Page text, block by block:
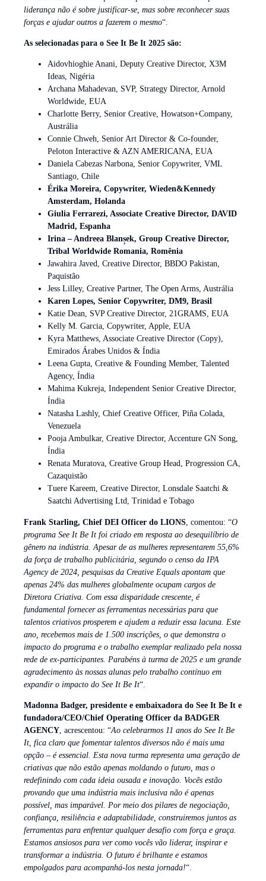
liderança não é sobre justificar-se, mas sobre reconhecer suas
forças e ajudar outros a fazerem o mesmo“.
As selecionadas para o See It Be It 2025 são:
Aidovhioghie Anani, Deputy Creative Director, X3M
Ideas, Nigéria
Archana Mahadevan, SVP, Strategy Director, Arnold
Worldwide, EUA
Charlotte Berry, Senior Creative, Howatson+Company,
Austrália
Connie Chweh, Senior Art Director & Co-founder,
Peloton Interactive & AZN AMERICANA, EUA
Daniela Cabezas Narbona, Senior Copywriter, VML
Santiago, Chile
Érika Moreira, Copywriter, Wieden&Kennedy
Amsterdam, Holanda
Giulia Ferrarezi, Associate Creative Director, DAVID
Madrid, Espanha
Irina – Andreea Blanșek, Group Creative Director,
Tribal Worldwide Romania, Romênia
Jawahira Javed, Creative Director, BBDO Pakistan,
Paquistão
Jess Lilley, Creative Partner, The Open Arms, Austrália
Karen Lopes, Senior Copywriter, DM9, Brasil
Katie Dean, SVP Creative Director, 21GRAMS, EUA
Kelly M. Garcia, Copywriter, Apple, EUA
Kyra Matthews, Associate Creative Director (Copy),
Emirados Árabes Unidos & Índia
Leena Gupta, Creative & Founding Member, Talented
Agency, Índia
Mahima Kukreja, Independent Senior Creative Director,
Índia
Natasha Lashly, Chief Creative Officer, Piña Colada,
Venezuela
Pooja Ambulkar, Creative Director, Accenture GN Song,
Índia
Renata Muratova, Creative Group Head, Progression CA,
Cazaquistão
Tuere Kareem, Creative Director, Lonsdale Saatchi &
Saatchi Advertising Ltd, Trinidad e Tobago
Frank Starling, Chief DEI Officer do LIONS , comentou: “O
programa See It Be It foi criado em resposta ao desequilíbrio de
gênero na indústria. Apesar de as mulheres representarem 55,6%
da força de trabalho publicitária, segundo o censo da IPA
Agency de 2024, pesquisas da Creative Equals apontam que
apenas 24% das mulheres globalmente ocupam cargos de
Diretora Criativa. Com essa disparidade crescente, é
fundamental fornecer as ferramentas necessárias para que
talentos criativos prosperem e ajudem a reduzir essa lacuna. Este
ano, recebemos mais de 1.500 inscrições, o que demonstra o
impacto do programa e o trabalho exemplar realizado pela nossa
rede de ex-participantes. Parabéns à turma de 2025 e um grande
agradecimento às nossas alunas pelo trabalho contínuo em
expandir o impacto do See It Be It“.
Madonna Badger, presidente e embaixadora do See It Be It e
fundadora/CEO/Chief Operating Officer da BADGER
AGENCY, acrescentou: “Ao celebrarmos 11 anos do See It Be
It, fica claro que fomentar talentos diversos não é mais uma
opção – é essencial. Esta nova turma representa uma geração de
criativas que não estão apenas moldando o futuro, mas o
redefinindo com cada ideia ousada e inovação. Vocês estão
provando que uma indústria mais inclusiva não é apenas
possível, mas imparável. Por meio dos pilares de negociação,
confiança, resiliência e adaptabilidade, construiremos juntos as
ferramentas para enfrentar qualquer desafio com força e graça.
Estamos ansiosos para ver como vocês vão liderar, inspirar e
transformar a indústria. O futuro é brilhante e estamos
empolgados para acompanhá-los nesta jornada!“.